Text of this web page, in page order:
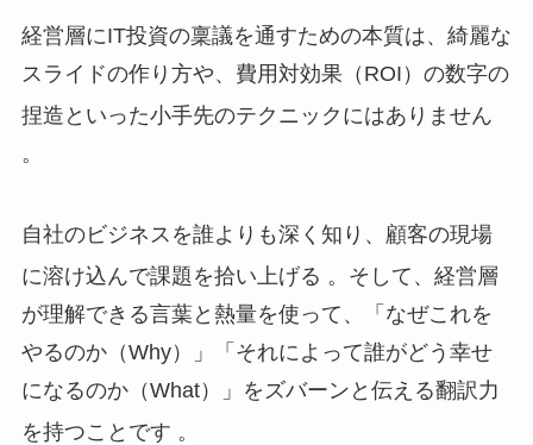
経営層にIT投資の稟議を通すための本質は、綺麗な
スライドの作り方や、費用対効果（ROI）の数字の
捏造といった小手先のテクニックにはありません
。
自社のビジネスを誰よりも深く知り、顧客の現場
に溶け込んで課題を拾い上げる 。そして、経営層
が理解できる言葉と熱量を使って、「なぜこれを
やるのか（Why）」「それによって誰がどう幸せ
になるのか（What）」をズバーンと伝える翻訳力
を持つことです 。